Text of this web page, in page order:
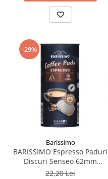
-29%
Barissimo
BARISSIMO Espresso Paduri
Discuri Senseo 62mm
Monodoze 20buc 140g
22,20 Lei